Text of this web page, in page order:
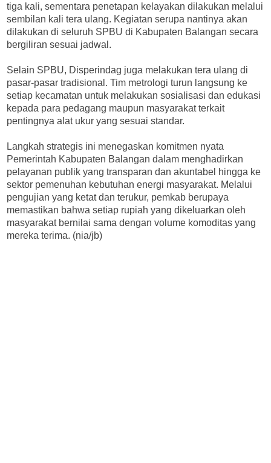
tiga kali, sementara penetapan kelayakan dilakukan melalui
sembilan kali tera ulang. Kegiatan serupa nantinya akan
dilakukan di seluruh SPBU di Kabupaten Balangan secara
bergiliran sesuai jadwal.
Selain SPBU, Disperindag juga melakukan tera ulang di
pasar-pasar tradisional. Tim metrologi turun langsung ke
setiap kecamatan untuk melakukan sosialisasi dan edukasi
kepada para pedagang maupun masyarakat terkait
pentingnya alat ukur yang sesuai standar.
Langkah strategis ini menegaskan komitmen nyata
Pemerintah Kabupaten Balangan dalam menghadirkan
pelayanan publik yang transparan dan akuntabel hingga ke
sektor pemenuhan kebutuhan energi masyarakat. Melalui
pengujian yang ketat dan terukur, pemkab berupaya
memastikan bahwa setiap rupiah yang dikeluarkan oleh
masyarakat bernilai sama dengan volume komoditas yang
mereka terima. (nia/jb)